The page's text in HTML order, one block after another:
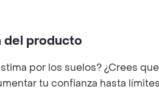
del producto
por los suelos? ¿Crees
tu confianza hasta